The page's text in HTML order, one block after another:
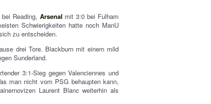
Reading, Arsenal mit 3:0 bei Fulham
Schwierigkeiten hatte noch ManU
zu entscheiden.
drei Tore. Blackburn mit einem mild
Sunderland.
3:1-Sieg gegen Valenciennes und
man nicht vom PSG behaupten kann,
Laurent Blanc weiterhin als